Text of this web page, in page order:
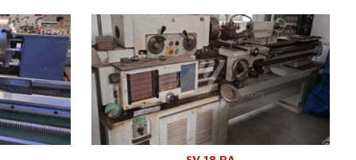
mm
mm
kg
mm
mm
/min.
Año de fabricación:
1973
Diámetro de giro sobre el lecho
380 mm
Distancia entre puntos
1250 mm
Máx. peso pieza mecanizada
300 kg
Potencia del motor eléctrico principal6 kW
Peso de la máquina
1800 kg
Sistema de control
No